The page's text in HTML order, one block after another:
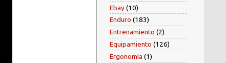
Ebay(10)
Enduro (183)
Entrenamiento (2)
Equipamiento (126)
Ergonomía (1)